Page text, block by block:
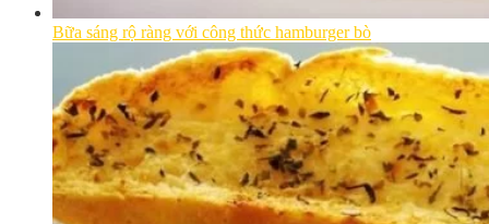
Bữa sáng rộ ràng với công thức hamburger bò